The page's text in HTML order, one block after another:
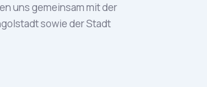
uns gemeinsam mit der
sowie der Stadt